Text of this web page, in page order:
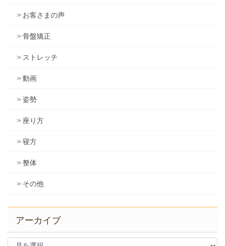
お客さまの声
骨盤矯正
ストレッチ
動画
姿勢
座り方
寝方
整体
その他
アーカイブ
ア